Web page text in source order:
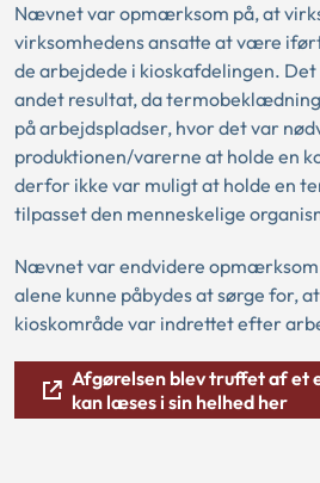
Nævnet var opmærksom på, at
virksomhedens ansatte at være
de arbejdede i kioskafdelingen.
andet resultat, da
på arbejdspladser, hvor det var
produktionen/varerne at holde en
derfor ikke var muligt at holde en
tilpasset den menneskelige
Nævnet var endvidere opmærksom
alene kunne påbydes at sørge for,
kioskområde var indrettet efter
Afgørelsen blev truffet af et
kan læses i sin helhed her